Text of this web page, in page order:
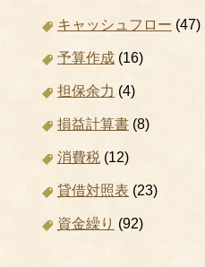
キャッシュフロー (47)
予算作成 (16)
担保余力 (4)
損益計算書 (8)
消費税 (12)
貸借対照表 (23)
資金繰り (92)